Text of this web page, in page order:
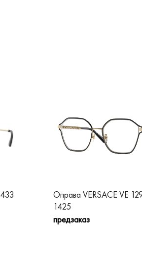
Оправа VERSACE VE
1425
предзаказ